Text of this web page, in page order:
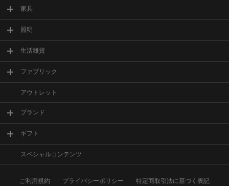
家具
照明
生活雑貨
ファブリック
アウトレット
ブランド
ギフト
スペシャルコンテンツ
ご利用規約 プライバシーポリシー
特定商取引法に基づく表記